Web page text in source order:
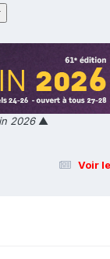
2026▲
Voir